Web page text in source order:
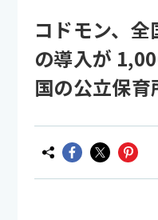
コドモン、
の導入が
国の公立保